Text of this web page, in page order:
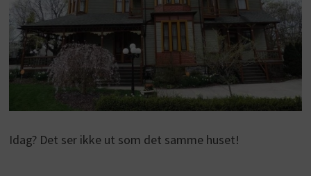
Idag? Det ser ikke ut som det samme huset!